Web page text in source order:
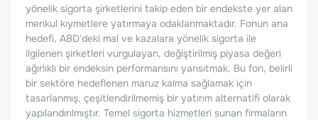
yönelik sigorta şirketlerini takip eden bir endekste yer alan
menkul kıymetlere yatırmaya odaklanmaktadır. Fonun ana
hedefi, ABD'deki mal ve kazalara yönelik sigorta ile
ilgilenen şirketleri vurgulayan, değiştirilmiş piyasa değeri
ağırlıklı bir endeksin performansını yansıtmak. Bu fon, belirli
bir sektöre hedeflenen maruz kalma sağlamak için
tasarlanmış, çeşitlendirilmemiş bir yatırım alternatifi olarak
yapılandırılmıştır. Temel sigorta hizmetleri sunan firmaların